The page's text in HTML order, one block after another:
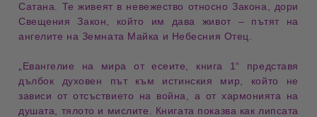
Сатана . Те живеят в невежество относно Закона , дори
Свещения Закон, който им дава живот – пътят на
ангелите на Земната Майка и Небесния Отец
Евангелие на мира от есеите, книга 1“ представя
дълбок духовен път към истинския мир , който не
зависи от отсъствието на война, а от хармонията на
душата , тялото и мислите. Книгата показва как липсата